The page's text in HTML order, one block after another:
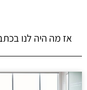
אז מה היה לנו